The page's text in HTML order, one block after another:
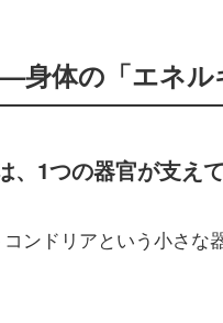
体の「エネル
、1つの器官が支え
ンドリアという小さ